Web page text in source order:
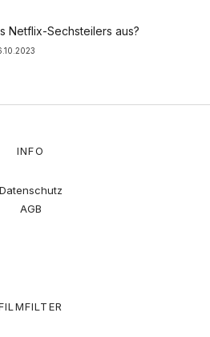
Netflix-Sechsteilers aus?
INFO
Datenschutz
AGB